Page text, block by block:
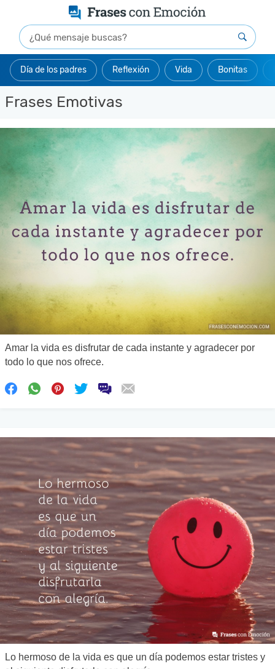
Día de los padres Reflexión Vida Bonitas
Frases Emotivas
Amar la vida es disfrutar de cada instante y agradecer por
todo lo que nos ofrece.
Lo hermoso de la vida es que un día podemos estar tristes y